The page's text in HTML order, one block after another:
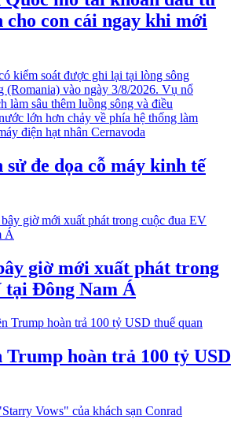
cho con cái ngay khi mới
đe dọa cỗ máy kinh tế
giờ mới xuất phát trong
tại Đông Nam Á
Trump hoàn trả 100 tỷ USD